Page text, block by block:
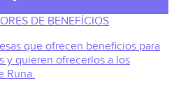
DE BENEFÍCIOS
que ofrecen beneficios para
y quieren ofrecerlos a los
Runa.